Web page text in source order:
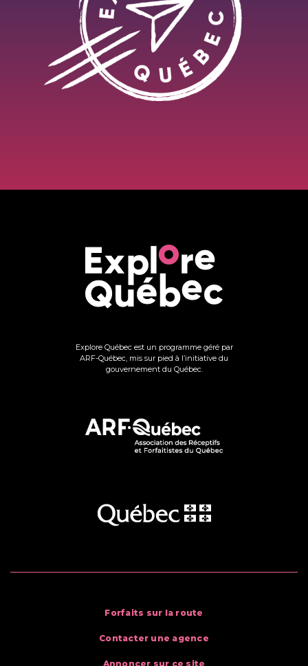
Explore Québec est un programme géré par
ARF-Québec, mis sur pied à l’initiative du
gouvernement du Québec.
Forfaits sur la route
Contacter une agence
Annoncer sur ce site